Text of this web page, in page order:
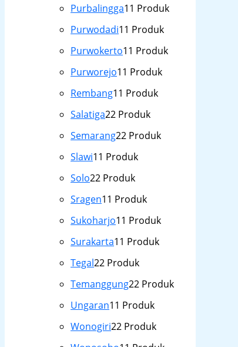
Purbalingga11 Produk
Purwodadi11 Produk
Purwokerto11 Produk
Purworejo11 Produk
Rembang11 Produk
Salatiga22 Produk
Semarang22 Produk
Slawi11 Produk
Solo22 Produk
Sragen11 Produk
Sukoharjo11 Produk
Surakarta11 Produk
Tegal22 Produk
Temanggung22 Produk
Ungaran11 Produk
Wonogiri22 Produk